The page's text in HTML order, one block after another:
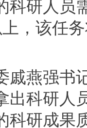
科研人员
，该任
燕强书
出科研人
科研成果